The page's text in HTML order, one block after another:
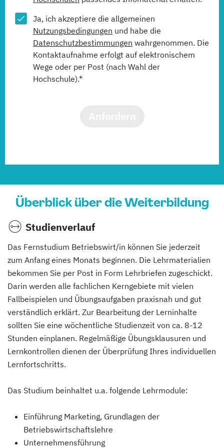
Ja, ich akzeptiere die allgemeinen
Nutzungsbedingungen und habe die
Datenschutzbestimmungen wahrgenommen. Die
Kontaktaufnahme erfolgt auf elektronischem
Wege oder per Post (nach Wahl der
Hochschule).*
Überblick über die Weiterbildung
Studienverlauf
Das Fernstudium Betriebswirt/in können Sie jederzeit
zum Anfang eines Monats beginnen. Die Lehrmaterialien
bekommen Sie per Post in Form Lehrbriefen zugeschickt.
Darin werden alle fachlichen Kerngebiete mit vielen
Fallbeispielen und Übungsaufgaben praxisnah und gut
verständlich erklärt. Zur Bearbeitung der Lerninhalte
sollten Sie eine wöchentliche Studienzeit von ca. 8-12
Stunden einplanen. Regelmäßige Übungsklausuren und
Lernkontrollen dienen der Überprüfung Ihres individuellen
Lernfortschritts.
Das Studium beinhaltet u.a. folgende Lehrmodule:
Einführung Marketing, Grundlagen der
Betriebswirtschaftslehre
Unternehmensführung